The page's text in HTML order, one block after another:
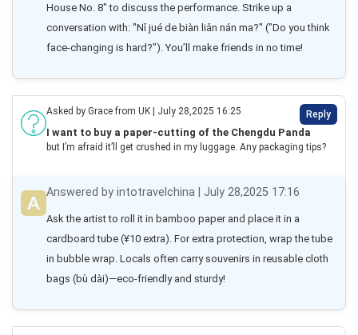
House No. 8" to discuss the performance. Strike up a
conversation with: "Nǐ jué de biàn liǎn nán ma?" ("Do you think
face-changing is hard?"). You’ll make friends in no time!
Asked by Grace from UK | July 28,2025 16:25 Reply
I want to buy a paper-cutting of the Chengdu Panda
but I’m afraid it’ll get crushed in my luggage. Any packaging tips?
Answered by intotravelchina | July 28,2025 17:16
Ask the artist to roll it in bamboo paper and place it in a
cardboard tube (¥10 extra). For extra protection, wrap the tube
in bubble wrap. Locals often carry souvenirs in reusable cloth
bags (bù dài)—eco-friendly and sturdy!